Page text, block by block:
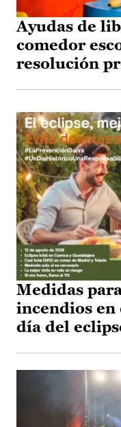
Ayudas de
comedor
resolución
Medidas
incendios en
día del